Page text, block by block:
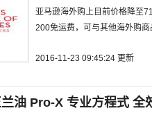
亚马逊海外购上目前价格降至
200免运费，可与其他海外购商
2016-11-23 09:45:24 更新
兰油 Pro-X 专业方程式 全